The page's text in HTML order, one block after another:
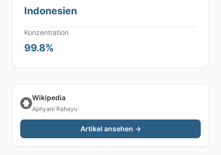
Indonesien
Konzentration
99.8%
Wikipedia
Apriyani Rahayu
Artikel ansehen →